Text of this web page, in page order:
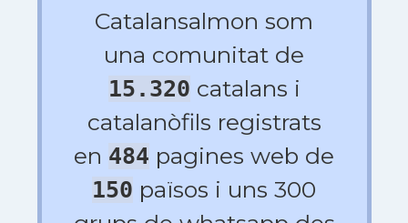
Catalansalmon som
una comunitat de
15.320 catalans i
catalanòfils registrats
en 484 pagines web de
150 països i uns 300